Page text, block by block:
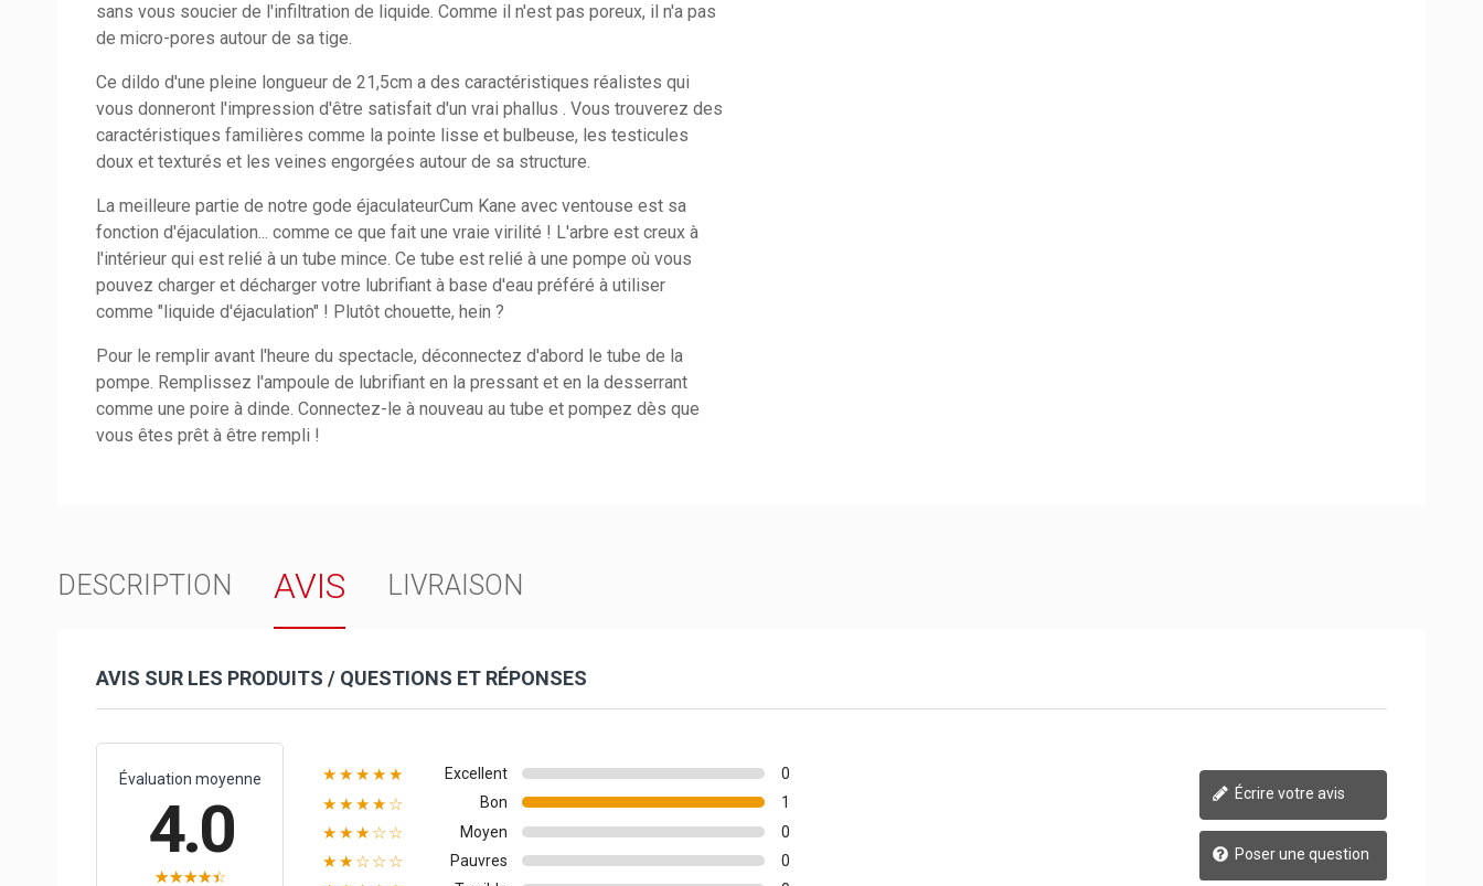
sans vous soucier de l'infiltration de liquide. Comme il n'est pas poreux, il n'a pas
de micro-pores autour de sa tige.
Ce dildo d'une pleine longueur de 21,5cm a des caractéristiques réalistes qui
vous donneront l'impression d'être satisfait d'un vrai phallus . Vous trouverez des
caractéristiques familières comme la pointe lisse et bulbeuse, les testicules
doux et texturés et les veines engorgées autour de sa structure.
La meilleure partie de notre gode éjaculateurCum Kane avec ventouse est sa
fonction d'éjaculation... comme ce que fait une vraie virilité ! L'arbre est creux à
l'intérieur qui est relié à un tube mince. Ce tube est relié à une pompe où vous
pouvez charger et décharger votre lubrifiant à base d'eau préféré à utiliser
comme "liquide d'éjaculation" ! Plutôt chouette, hein ?
Pour le remplir avant l'heure du spectacle, déconnectez d'abord le tube de la
pompe. Remplissez l'ampoule de lubrifiant en la pressant et en la desserrant
comme une poire à dinde. Connectez-le à nouveau au tube et pompez dès que
vous êtes prêt à être rempli !
DESCRIPTION AVIS LIVRAISON
AVIS SUR LES PRODUITS / QUESTIONS ET RÉPONSES
Évaluation moyenne
4.0
★★★★★ Excellent 0
★★★★☆ Bon 1
★★★☆☆ Moyen 0
★★☆☆☆ Pauvres 0
Écrire votre avis
Poser une question